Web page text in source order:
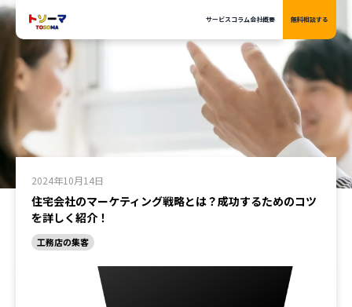
サービスコラム会社概要 無料相談する
サービスコラム会社概要 無料相談する
2024年10月14日
住宅会社のマーケティング戦略とは？成功するためのコツ
を詳しく紹介！
工務店の集客